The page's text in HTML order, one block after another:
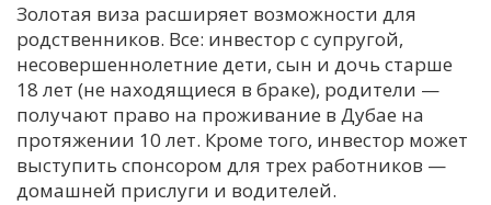
Золотая виза расширяет возможности для
родственников. Все: инвестор с супругой,
несовершеннолетние дети, сын и дочь старше
18 лет (не находящиеся в браке), родители —
получают право на проживание в Дубае на
протяжении 10 лет. Кроме того, инвестор может
выступить спонсором для трех работников —
домашней прислуги и водителей.